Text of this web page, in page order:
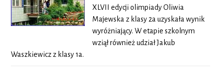
XLVII edycji olimpiady Oliwia
Majewska z klasy 2a uzyskała wynik
wyróżniający. W etapie szkolnym
wziął również udział Jakub
Waszkiewicz z klasy 1a.